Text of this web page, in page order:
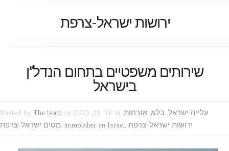
ירושות ישראל-צרפת
שירותים משפטיים בתחום הנדל”ן
בישראל
Posted by The team on ינו׳ 29, 2025 in עלייה ישראל, בלוג, אזרחות,
מסים ישראל-צרפת, immobilier en Israel, ירושות ישראל-צרפת